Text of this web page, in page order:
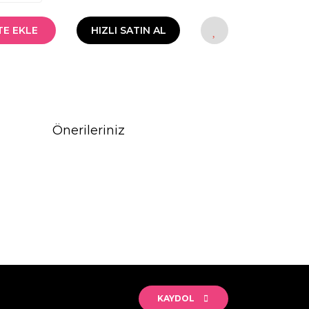
EKLE HIZLI SATIN AL
Önerileriniz
KAYDOL